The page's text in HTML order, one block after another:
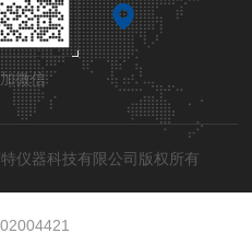
微信
仪器科技有限公司版权所有